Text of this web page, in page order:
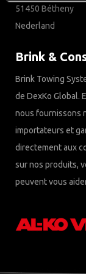
51450 Bétheny
Nederland
Brink &
Brink Towing
de DexKo Global.
nous fournissons
importateurs et
directement aux
sur nos produits,
peuvent vous